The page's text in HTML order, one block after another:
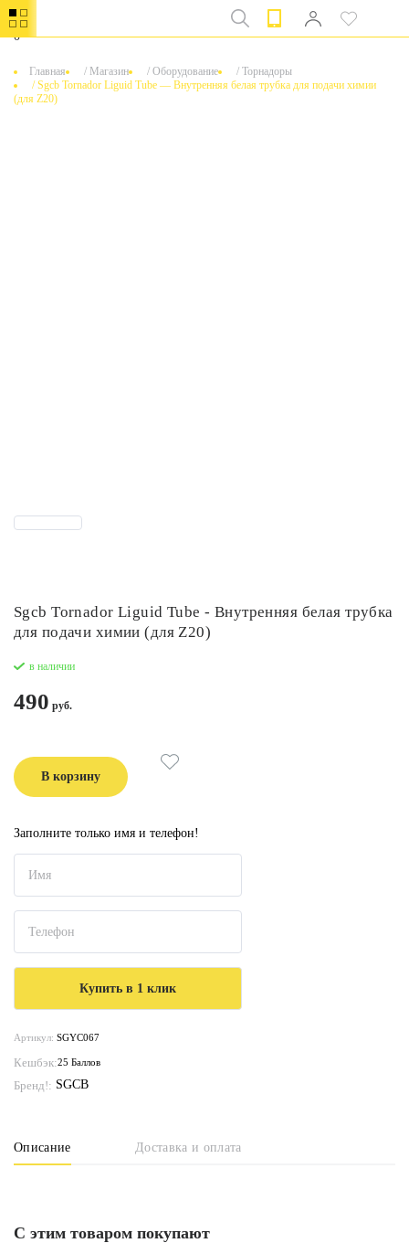
0
Главная / Магазин / Оборудование / Торнадоры
/Sgcb Tornador Liguid Tube — Внутренняя белая трубка для подачи химии
(для Z20)
Sgcb Tornador Liguid Tube - Внутренняя белая трубка
для подачи химии (для Z20)
в наличии
490
В корзину
Заполните только имя и телефон!
Артикул: SGYC067
Кешбэк:25 Баллов
Бренд!: SGCB
Описание Доставка и оплата
С этим товаром покупают